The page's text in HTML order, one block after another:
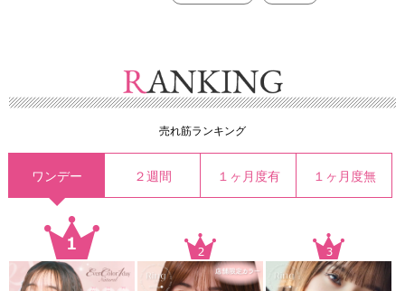
売れ筋ランキング
ワンデー ２週間 １ヶ月度有 １ヶ月度無